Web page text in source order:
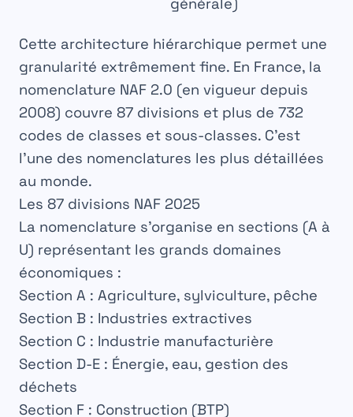
Cette architecture hiérarchique permet une
granularité extrêmement fine. En France, la
nomenclature NAF 2.0 (en vigueur depuis
2008) couvre 87 divisions et plus de 732
codes de classes et sous-classes. C’est
l’une des nomenclatures les plus détaillées
au monde.
Les 87 divisions NAF 2025
La nomenclature s’organise en sections (A à
U) représentant les grands domaines
économiques :
Section A : Agriculture, sylviculture, pêche
Section B : Industries extractives
Section C : Industrie manufacturière
Section D-E : Énergie, eau, gestion des
déchets
Section F : Construction (BTP)